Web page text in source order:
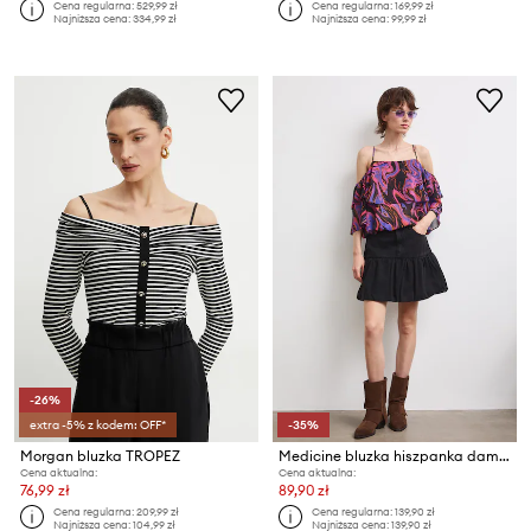
Cena regularna:529,99 zł
Najniższa cena:334,99 zł
Cena regularna:169,99 zł
Najniższa cena:99,99 zł
-26%
extra -5% z kodem: OFF*
Morgan bluzka TROPEZ
Cena aktualna:
76,99 zł
Cena regularna:209,99 zł
Najniższa cena:104,99 zł
-35%
Medicine bluzka hiszpanka damska
Cena aktualna:
89,90 zł
Cena regularna:139,90 zł
Najniższa cena:139,90 zł